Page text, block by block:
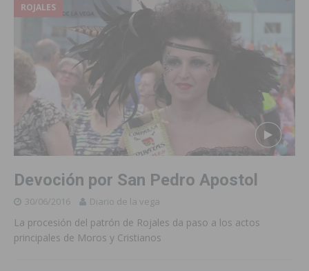
ROJALES
Devoción por San Pedro Apostol
30/06/2016 Diario de la vega
La procesión del patrón de Rojales da paso a los actos
principales de Moros y Cristianos